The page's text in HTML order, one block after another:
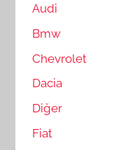
Audi
Bmw
Chevrolet
Dacia
Diğer
Fiat